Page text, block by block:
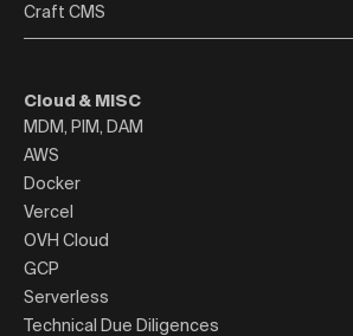
Craft CMS
Cloud & MISC
MDM, PIM, DAM
AWS
Docker
Vercel
OVH Cloud
GCP
Serverless
Technical Due Diligences